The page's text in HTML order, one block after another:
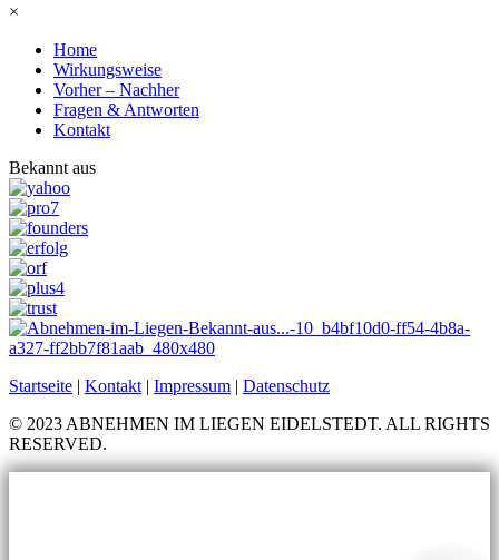
×
Home
Wirkungsweise
Vorher – Nachher
Fragen & Antworten
Kontakt
Bekannt aus
Startseite | Kontakt | Impressum | Datenschutz
© 2023 ABNEHMEN IM LIEGEN EIDELSTEDT. ALL RIGHTS
RESERVED.